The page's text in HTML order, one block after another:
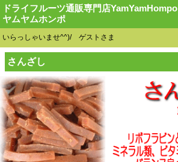
ドライフルーツ通販専門店YamYamHompo
ヤムヤムホンポ
いらっしゃいませ^^)/ ゲストさま
さんざし